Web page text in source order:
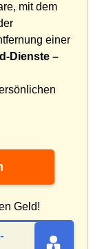
mit dem
einer
Dienste –
Geld!